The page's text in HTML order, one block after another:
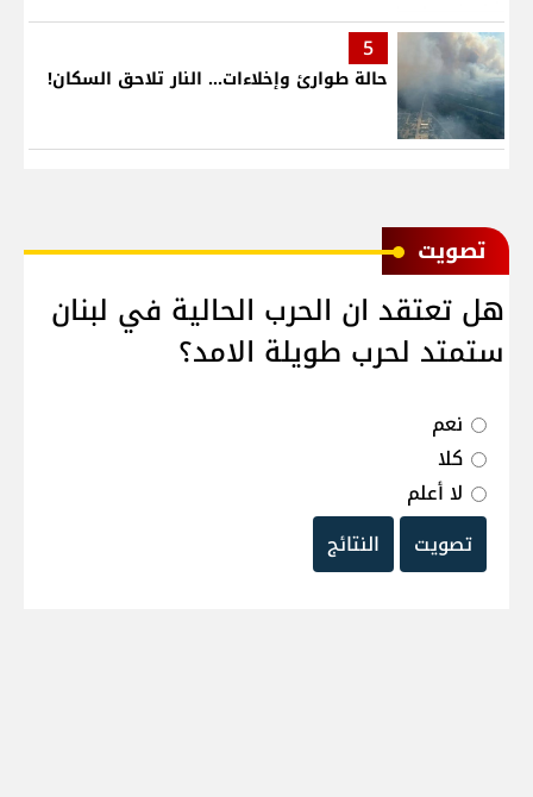
5
حالة طوارئ وإخلاءات... النار تلاحق السكان!
ﺗﺼﻮﻳﺖ
هل تعتقد ان الحرب الحالية في لبنان
ستمتد لحرب طويلة الامد؟
نعم
كلا
لا أعلم
تصويت
النتائج